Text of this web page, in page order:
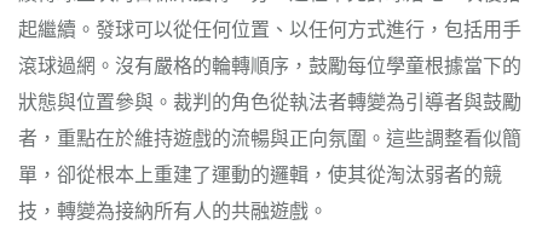
起繼續。發球可以從任何位置、以任何方式進行，包括用手
滾球過網。沒有嚴格的輪轉順序，鼓勵每位學童根據當下的
狀態與位置參與。裁判的角色從執法者轉變為引導者與鼓勵
者，重點在於維持遊戲的流暢與正向氛圍。這些調整看似簡
單，卻從根本上重建了運動的邏輯，使其從淘汰弱者的競
技，轉變為接納所有人的共融遊戲。